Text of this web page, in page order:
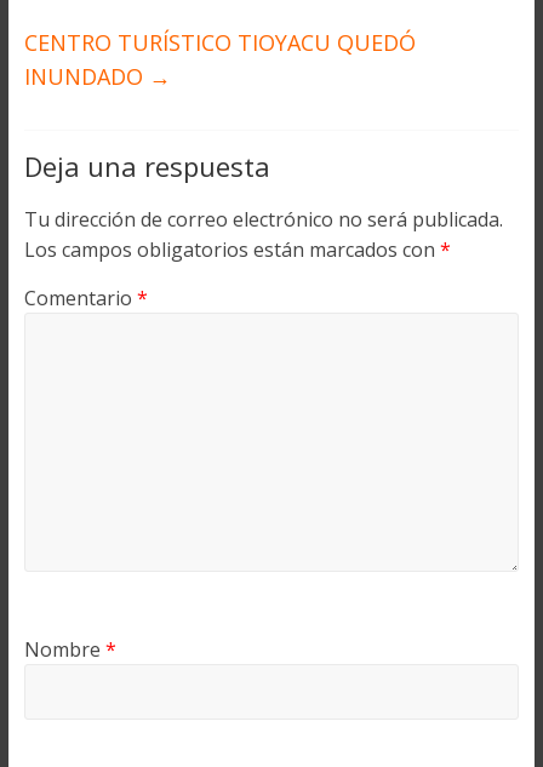
CENTRO TURÍSTICO TIOYACU QUEDÓ
INUNDADO →
Deja una respuesta
Tu dirección de correo electrónico no será publicada.
Los campos obligatorios están marcados con *
Comentario *
Nombre *